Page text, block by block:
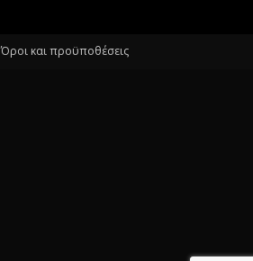
Όροι και προϋποθέσεις